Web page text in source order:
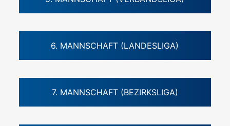
6. MANNSCHAFT (LANDESLIGA)
7. MANNSCHAFT (BEZIRKSLIGA)